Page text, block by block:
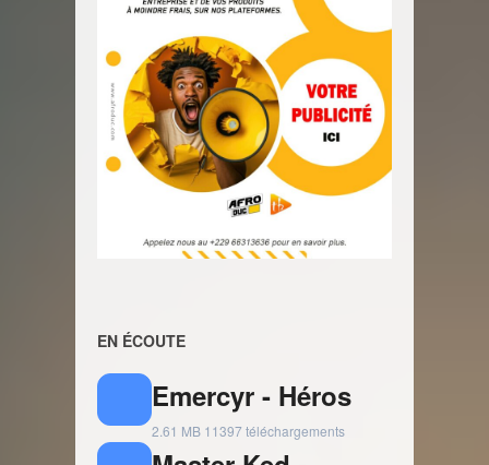
EN ÉCOUTE
Emercyr - Héros
2.61 MB 11397 téléchargements